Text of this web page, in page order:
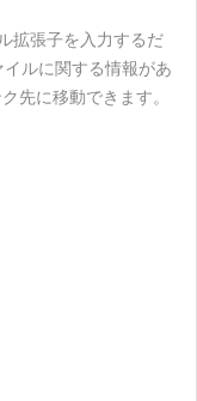
拡張子を入力するだ
ルに関する情報があ
先に移動できます。